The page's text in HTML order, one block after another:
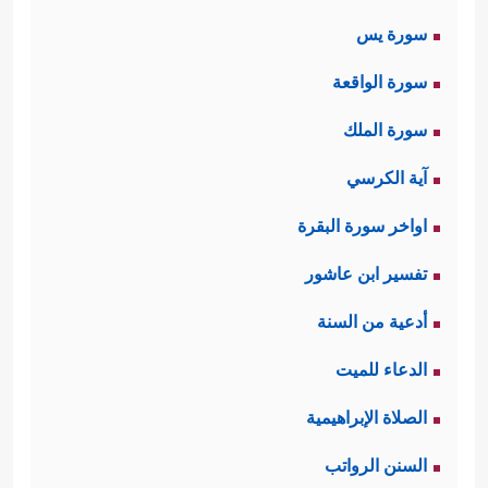
الدعوة في كلِّ زمانٍ ومكانٍ، وإن كانت
صورة الخطاب خاصَّة به
ثانيًا: بعد هذا الاستهلال في تعظيم شأن
الدعوة وبيان شروطها، وصفات القائمين
عليها، انتقلت السورة إلى أولئك الذين
أوقَفوا أنفسهم للصدِّ عن هذه الدعوة
وتشويهها، تُهدِّدهم وتتوعَّدهم بالعذاب
الشديد:﴿فَإِذَا نُقِرَ فِی ٱلنَّاقُورِ
یَوۡمٌ عَسِیرٌ﴿٩﴾
سورة يس
سورة الواقعة
سورة الملك
آية الكرسي
اواخر سورة البقرة
تفسير ابن عاشور
أدعية من السنة
الدعاء للميت
الصلاة الإبراهيمية
السنن الرواتب